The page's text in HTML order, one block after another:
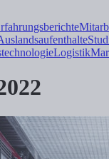
technologieLogistik